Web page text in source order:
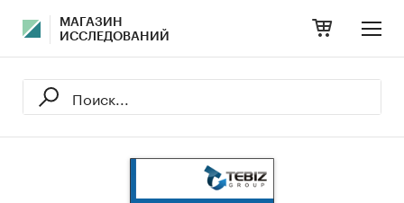
МАГАЗИН
ИССЛЕДОВАНИЙ